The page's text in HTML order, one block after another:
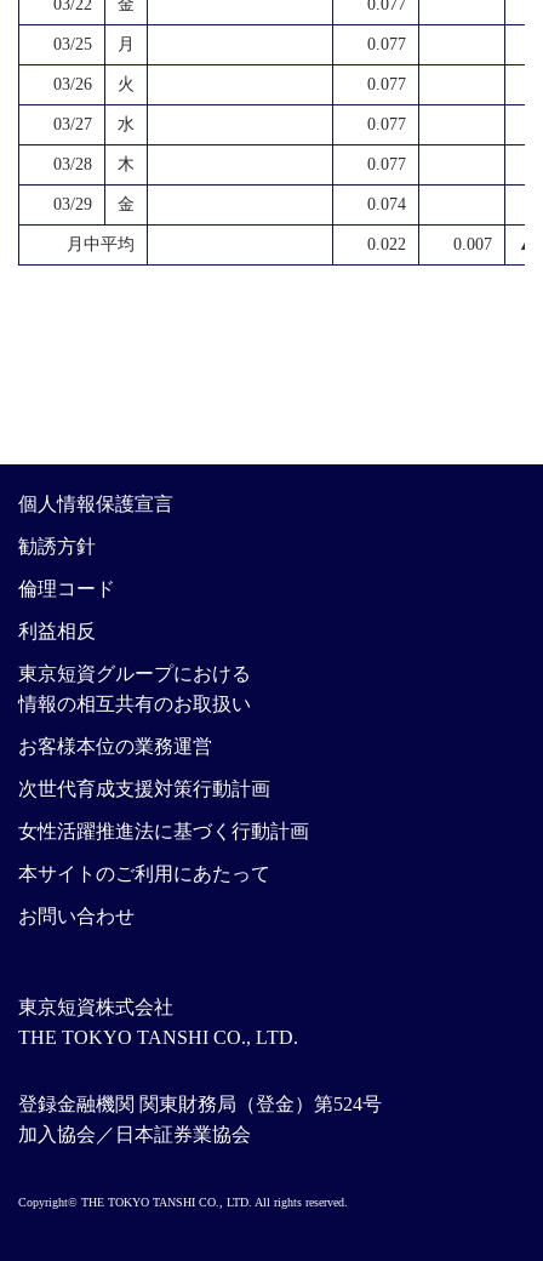
03/22 金 0.077
03/25 月 0.077
03/26 火 0.077
03/27 水 0.077
03/28 木 0.077
03/29 金 0.074
月中平均 0.022 0.007 ▲
東京短資株式会社
THE TOKYO TANSHI CO., LTD.
登録金融機関 関東財務局（登金）第524号
加入協会／日本証券業協会
個人情報保護宣言
勧誘方針
倫理コード
利益相反
東京短資グループにおける
情報の相互共有のお取扱い
お客様本位の業務運営
次世代育成支援対策行動計画
女性活躍推進法に基づく行動計画
本サイトのご利用にあたって
お問い合わせ
Copyright© THE TOKYO TANSHI CO., LTD. All rights reserved.